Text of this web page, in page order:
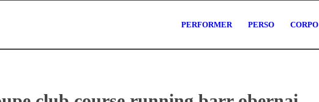
PERFORMER PERSO CORPO